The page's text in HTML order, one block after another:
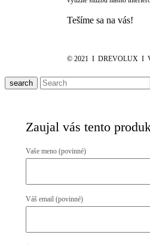
Tešíme sa na vás!
© 2021 I DREVOLUX I
search
Zaujal vás tento
Vaše meno (povinné)
Váš email (povinné)